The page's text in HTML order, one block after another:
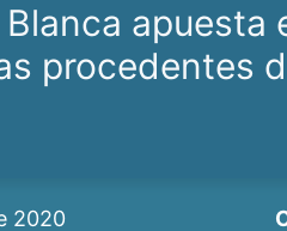
apuesta
procedentes
2020